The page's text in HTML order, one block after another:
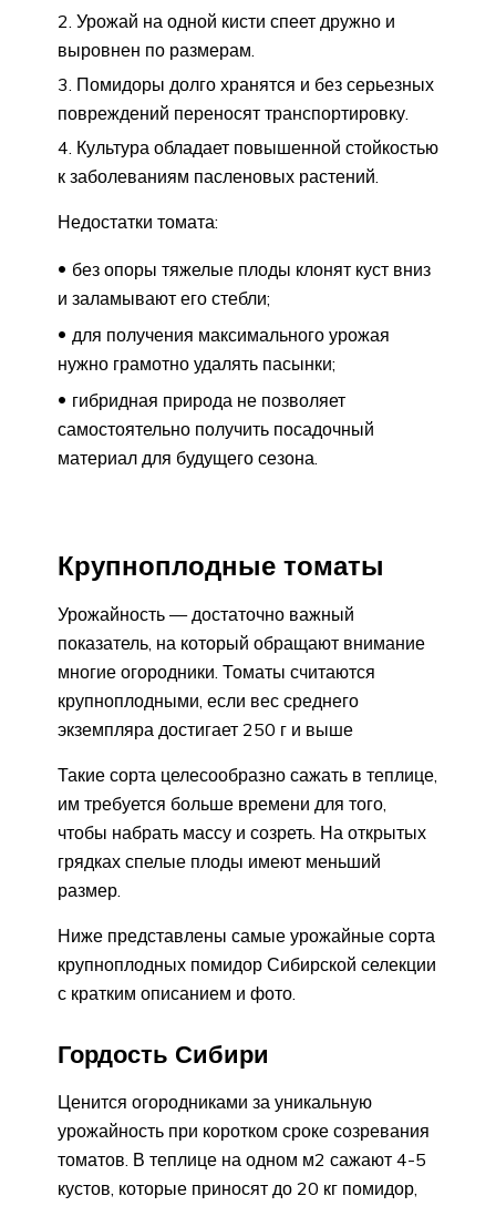
Урожай на одной кисти спеет дружно и
выровнен по размерам.
Помидоры долго хранятся и без серьезных
повреждений переносят транспортировку.
Культура обладает повышенной стойкостью
к заболеваниям пасленовых растений.
Недостатки томата:
без опоры тяжелые плоды клонят куст вниз
и заламывают его стебли;
для получения максимального урожая
нужно грамотно удалять пасынки;
гибридная природа не позволяет
самостоятельно получить посадочный
материал для будущего сезона.
Крупноплодные томаты
Урожайность — достаточно важный
показатель, на который обращают внимание
многие огородники. Томаты считаются
крупноплодными, если вес среднего
экземпляра достигает 250 г и выше
Такие сорта целесообразно сажать в теплице,
им требуется больше времени для того,
чтобы набрать массу и созреть. На открытых
грядках спелые плоды имеют меньший
размер.
Ниже представлены самые урожайные сорта
крупноплодных помидор Сибирской селекции
с кратким описанием и фото.
Гордость Сибири
Ценится огородниками за уникальную
урожайность при коротком сроке созревания
томатов. В теплице на одном м2 сажают 4-5
кустов, которые приносят до 20 кг помидор,